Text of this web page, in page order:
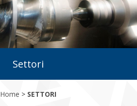
Settori
Home > SETTORI